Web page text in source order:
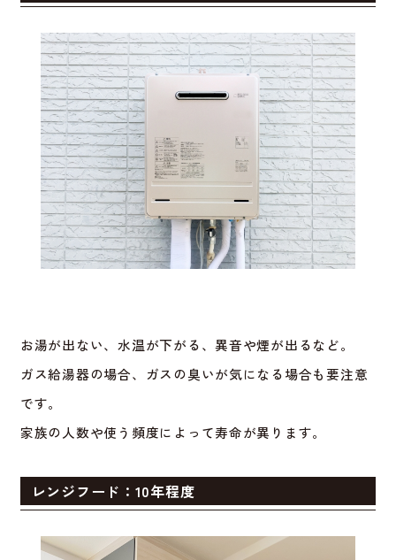
お湯が出ない、水温が下がる、異音や煙が出るなど。
ガス給湯器の場合、ガスの臭いが気になる場合も要注意
です。
家族の人数や使う頻度によって寿命が異ります。
レンジフード：10年程度